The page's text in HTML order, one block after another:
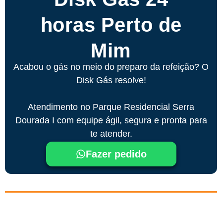
horas Perto de
Mim
Acabou o gás no meio do preparo da refeição? O
Disk Gás resolve!
Atendimento no Parque Residencial Serra
Dourada I com equipe ágil, segura e pronta para
te atender.
Fazer pedido